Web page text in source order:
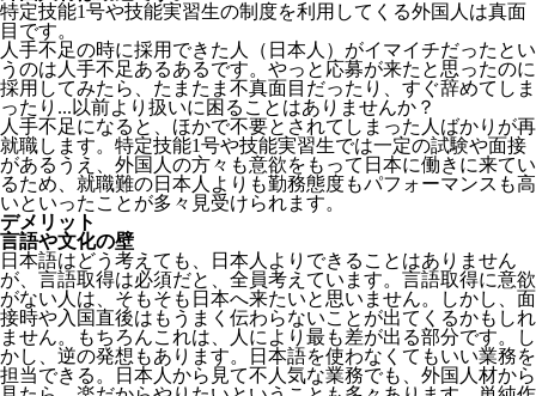
特定技能1号や技能実習生の制度を利用してくる外国人は真面
目 です。
人手不足の時に採用できた人（日本人）がイマイチだったとい
うのは人手不足あるあるです。やっと応募が来たと思ったのに
採用してみたら、たまたま不真面目だったり、すぐ辞めてしま
ったり...以前より扱いに困ることはありませんか？
人手不足になると、ほかで不要とされてしまった人ばかりが再
就職します。特定技能1号や技能実習生では一定の試験や面接
があるうえ、外国人の方々も意欲をもって日本に働きに来てい
るため、就職難の日本人よりも勤務態度もパフォーマンスも高
いといったことが多々見受けられます。
デメリット
言語や文化の壁
日本語はどう考えても、日本人よりできることはありません
が、言語取得は必須だと、全員考えています。言語取得に意欲
がない人は、そもそも日本へ来たいと思いません。しかし、面
接時や入国直後はもうまく伝わらないことが出てくるかもしれ
ません。
もちろんこれは、人により最も差が出る部分です。し
かし、逆の発想もあります。日本語を使わなくてもいい業務を
担当できる。日本人から見て不人気な業務でも、外国人材から